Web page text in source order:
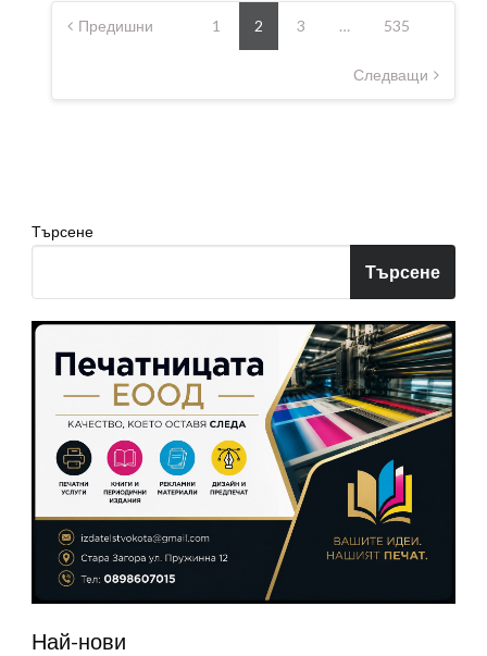
на Предишни 1 2 3 … 535
Следващи
Търсене
Търсене
Най-нови